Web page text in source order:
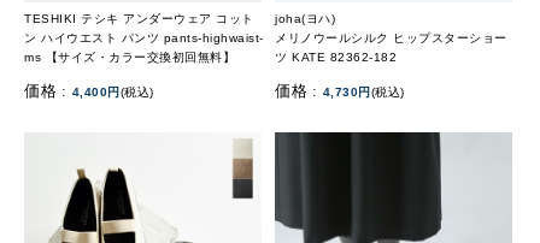
TESHIKI テシキ アンダーウェア コット
ン ハイウエスト パンツ pants-highwaist-
ms 【サイズ・カラー交換初回無料】
価格 : 4,400円(税込)
joha(ヨハ)
メリノウールシルク ヒップスターショー
ツ KATE 82362-182
価格 : 4,730円(税込)